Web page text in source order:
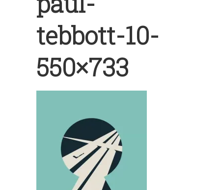
tebbott-10-
550×733